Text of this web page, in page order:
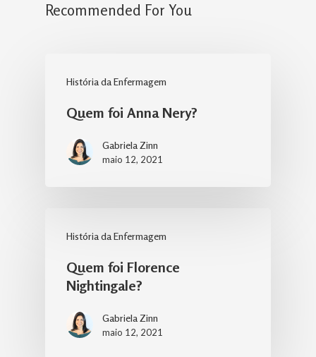
Recommended For You
História da Enfermagem
Quem foi Anna Nery?
Gabriela Zinn
maio 12, 2021
História da Enfermagem
Quem foi Florence
Nightingale?
Gabriela Zinn
maio 12, 2021